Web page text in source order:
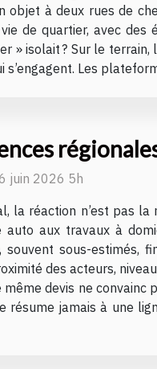
objet à deux rues de
de quartier, avec
» isolait ? Sur le
s’engagent. Les
juin 2026 5h
la réaction n’est pas la
auto aux travaux à
souvent sous-estimés,
des acteurs,
devis ne
résume jamais à une